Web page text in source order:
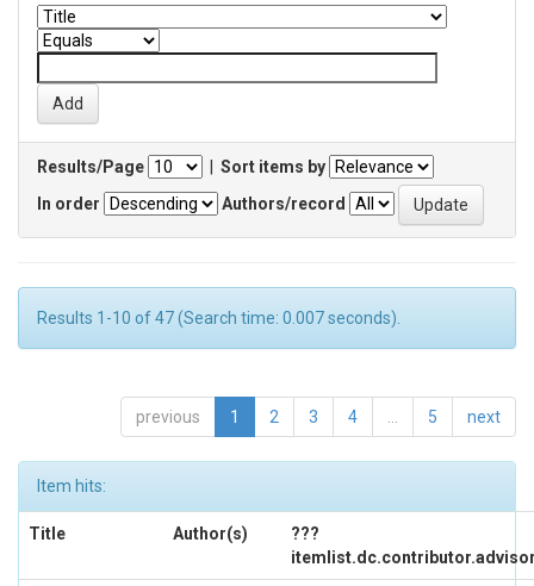
Results/Page
Sort items by
In order
Authors/record
Results 1-10 of 47 (Search time: 0.007 seconds).
previous 1 2 3 4 5 next
Item hits:
Title Author(s)
???